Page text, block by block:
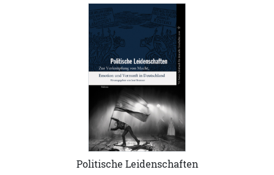
Politische Leidenschaften